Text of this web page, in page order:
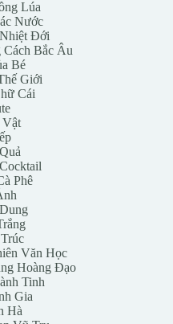
Lúa
Nước
Đới
Cách Bắc Âu
Bé
Giới
Cái
Phê
Văn Học
Hoàng Đạo
Tinh
Gia
Hà